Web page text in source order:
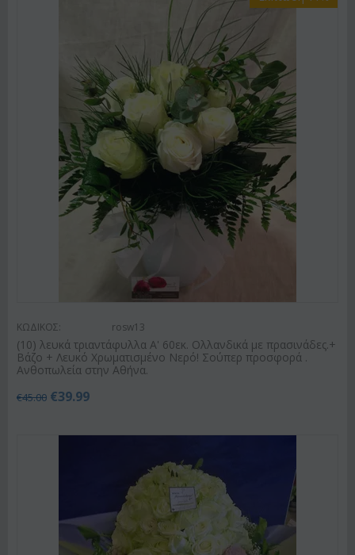
ΚΩΔΙΚΟΣ: rosw13
(10) λευκά τριαντάφυλλα Α' 60εκ. Ολλανδικά με πρασινάδες.+
Βάζο + Λευκό Χρωματισμένο Νερό! Σούπερ προσφορά .
Ανθοπωλεία στην Αθήνα.
€45.00 €39.99